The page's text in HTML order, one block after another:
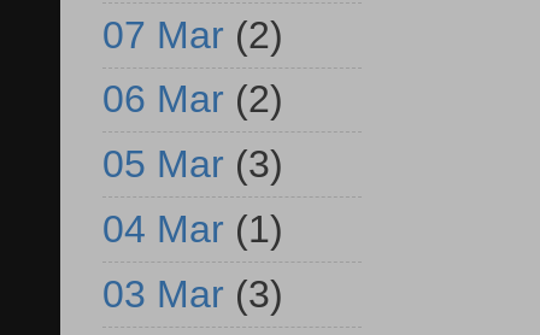
07 Mar (2)
06 Mar (2)
05 Mar (3)
04 Mar (1)
03 Mar (3)